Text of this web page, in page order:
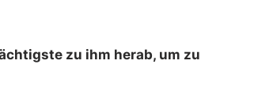
zu ihm herab, um zu